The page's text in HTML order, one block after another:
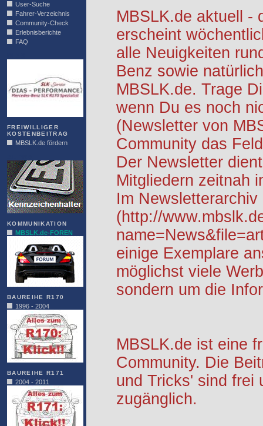
User-Suche
Fahrer-Verzeichnis
Community-Check
Erlebnisberichte
FAQ
FREIWILLIGER
KOSTENBEITRAG
MBSLK.de fördern
KOMMUNIKATION
MBSLK.de-FOREN
BAUREIHE R170
1996 - 2004
BAUREIHE R171
2004 - 2011
MBSLK.de aktuell -
erscheint
alle Neuigkeiten
Benz sowie
MBSLK.de. Trage
wenn Du es noch
(Newsletter von
Community das
Der Newsletter
Mitgliedern zeitnah
Im Newsletterarchiv
(http://
einige Exemplare
möglichst viele
sondern um die
MBSLK.de ist eine
Community. Die
und Tricks' sind frei
zugänglich.